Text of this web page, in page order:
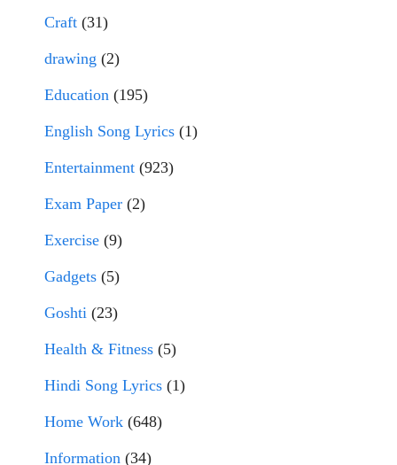
Craft (31)
drawing (2)
Education (195)
English Song Lyrics (1)
Entertainment (923)
Exam Paper (2)
Exercise (9)
Gadgets (5)
Goshti (23)
Health & Fitness (5)
Hindi Song Lyrics (1)
Home Work (648)
Information (34)